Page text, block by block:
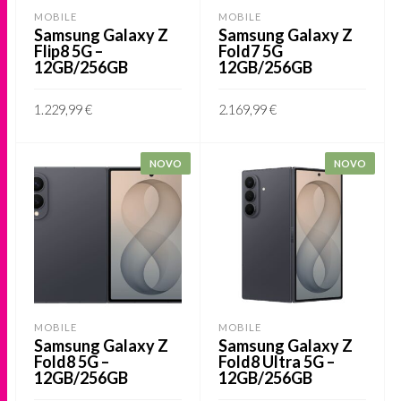
be
on
page
be
on
page
MOBILE
Samsung Galaxy Z
Flip8 5G –
12GB/256GB
1.229,99€
product
has
multiple
variants.
The
options
be
on
MOBILE
Samsung Galaxy Z
Fold7 5G
12GB/256GB
2.169,99€
product
has
multiple
variants.
The
options
be
chosen
on
NOVO
MOBILE
Samsung Galaxy Z
Fold8 5G –
12GB/256GB
NOVO
MOBILE
Samsung Galaxy Z
Fold8 Ultra 5G –
12GB/256GB